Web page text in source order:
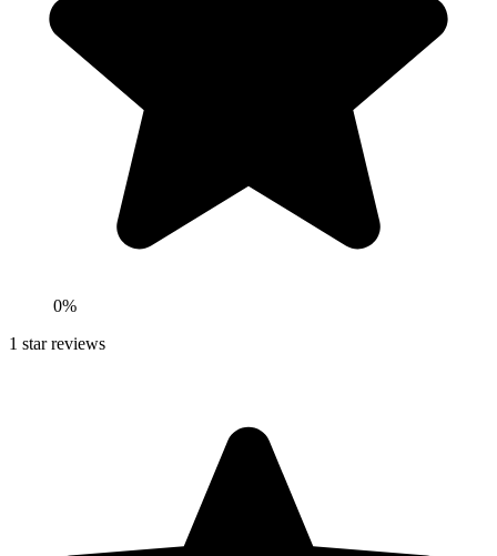
0%
1 star reviews